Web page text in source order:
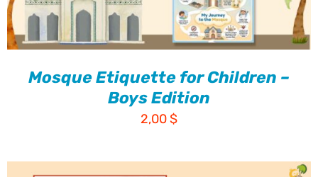
Mosque Etiquette for Children –
Boys Edition
2,00$